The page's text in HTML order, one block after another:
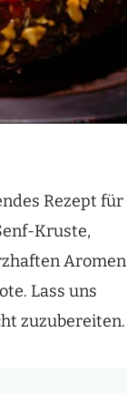
Rezept für
Kruste,
Aromen
Lass uns
zuzubereiten.